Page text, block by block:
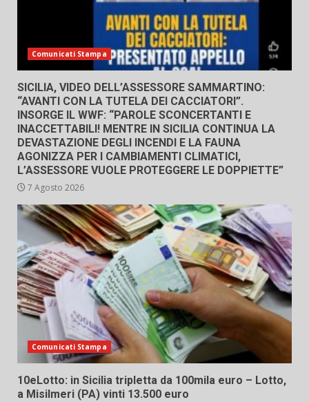
Comunicati Stampa
SICILIA, VIDEO DELL’ASSESSORE SAMMARTINO:
“AVANTI CON LA TUTELA DEI CACCIATORI”.
INSORGE IL WWF: “PAROLE SCONCERTANTI E
INACCETTABILI! MENTRE IN SICILIA CONTINUA LA
DEVASTAZIONE DEGLI INCENDI E LA FAUNA
AGONIZZA PER I CAMBIAMENTI CLIMATICI,
L’ASSESSORE VUOLE PROTEGGERE LE DOPPIETTE”
7 Agosto 2026
Comunicati Stampa
10eLotto: in Sicilia tripletta da 100mila euro – Lotto,
a Misilmeri (PA) vinti 13.500 euro